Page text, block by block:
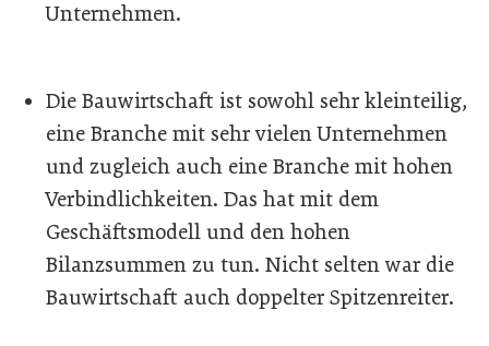
Unternehmen.
Die Bauwirtschaft ist sowohl sehr kleinteilig,
eine Branche mit sehr vielen Unternehmen
und zugleich auch eine Branche mit hohen
Verbindlichkeiten. Das hat mit dem
Geschäftsmodell und den hohen
Bilanzsummen zu tun. Nicht selten war die
Bauwirtschaft auch doppelter Spitzenreiter.